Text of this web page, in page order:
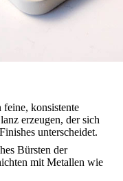
feine, konsistente
erzeugen, der sich
unterscheidet.
Bürsten der
mit Metallen wie